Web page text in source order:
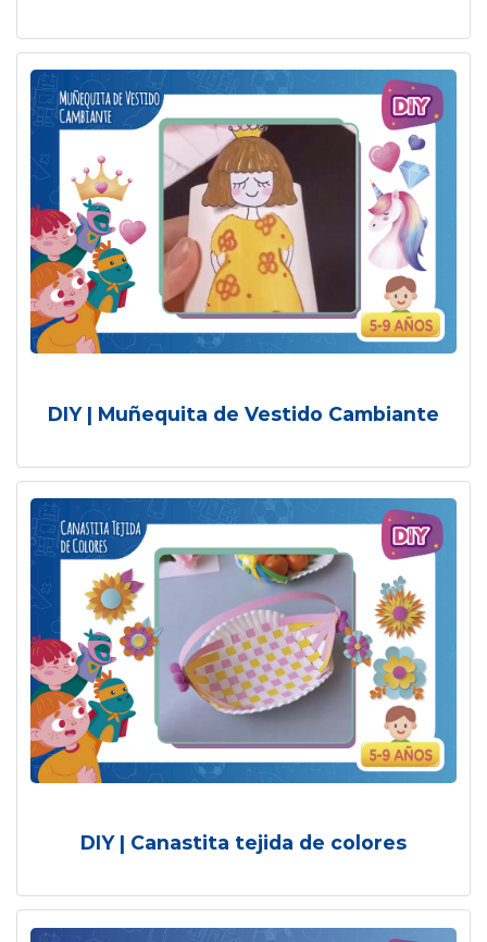
DIY | Muñequita de Vestido Cambiante
DIY | Canastita tejida de colores